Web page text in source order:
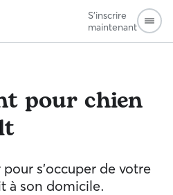
S'inscrire
maintenant
pour chien
s'occuper de votre
à son domicile.